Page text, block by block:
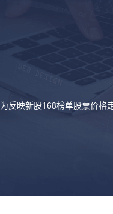
为反映新股168榜单股票价格